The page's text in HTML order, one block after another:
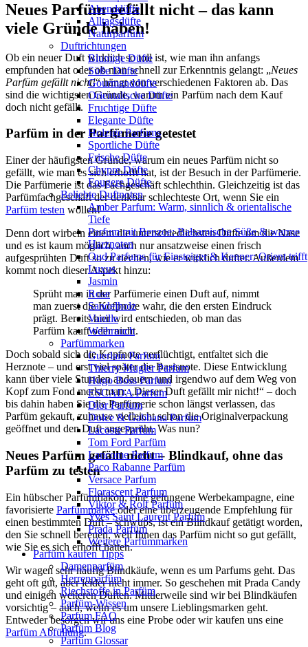
Abenddüfte
Alltagsdüfte
Naturparfüm
Duftrichtungen
Blumige Düfte
Süße Düfte
Gourmanddüfte
Orientalische Düfte
Fruchtige Düfte
Elegante Düfte
Holzige Parfums
Sportliche Düfte
Frische Düfte
Chypre Düfte
Fougere Düfte
Beliebte Duftnoten
Amber Parfum: Warm, sinnlich & orientalische
Tiefe
Parfum mit Benzoe: Balsamische Süße & warme
Harznoten
Oud Parfums für Einsteiger & Kenner: Orient trifft
Luxus
Jasmin
Rose
Sandelholz
Vanille
Weihrauch
Parfümmarken
Guerlain Parfum
Thierry Mugler Parfum
Hugo Boss Parfum
ESCADA Parfum
Dior Parfum
Dolce & Gabbana Parfum
Lacoste Parfum
Tom Ford Parfüm
Lancome Parfum
Paco Rabanne Parfüm
Versace Parfum
Florascent Parfum
Viktor & Rolf Parfüm
Yves Saint Laurent Parfüm
Prada Parfüm
Weitere Parfümmarken
Parfüm kaufen Tipps
Damenparfüm
Herrenparfüm
Riechstoffe in Parfüm
Parfüm-Wissen
Parfum FAQ
Parfüm Blog
Parfüm Glossar
Neues Parfüm gefällt nicht – das kann
viele Gründe haben!
Ob ein neuer Duft wirklich so toll ist, wie man ihn anfangs
empfunden hat oder ob man schnell zur Erkenntnis gelangt: „Neues
Parfüm gefällt nicht!“ hängt von verschiedenen Faktoren ab. Das
sind die wichtigsten Gründe, warum ein Parfüm nach dem Kauf
doch nicht gefällt.
Parfüm in der Parfümerie getestet
Einer der häufigsten Gründe, warum ein neues Parfüm nicht so
gefällt, wie man es sich erhofft hat, ist der Besuch in der Parfümerie.
Die Parfümerie ist das Fachgeschäft schlechthin. Gleichzeitig ist das
Parfümfachgeschäft der denkbar schlechteste Ort, wenn Sie ein
Parfüm testen wollen!
Denn dort wirbeln einem die unterschiedlichsten Düfte um die Nase
und es ist kaum möglich, auch nur ansatzweise einen frisch
aufgesprühten Duft so zu riechen, wie er wirklich duftet. Außerdem
kommt noch dieser Aspekt hinzu:
Sprüht man in der Parfümerie einen Duft auf, nimmt
man zuerst die Kofpnote wahr, die den ersten Eindruck
prägt. Bereits hier wird entschieden, ob man das
Parfüm kauft oder nicht.
Doch sobald sich die Kopfnote verflüchtigt, entfaltet sich die
Herznote – und erst viel später die Basisnote. Diese Entwicklung
kann über viele Stunden andauern und irgendwo auf dem Weg von
Kopf zum Fond merkt man: „Dieser Duft gefällt mir nicht!“ – doch
bis dahin haben Sie die Parfümerie schon längst verlassen, das
Parfüm gekauft, zuhause vielleicht schon die Originalverpackung
geöffnet und den Duft angesprüht. Was nun?
Neues Parfüm gefällt nicht – Blindkauf, ohne das
Parfüm zu testen
Ein hübscher Parfümflakon, eine gelungene Werbekampagne, eine
favorisierte Parfümmarkeoder eine überzeugende Empfehlung für
einen bestimmten Duft – schwups, ist ein Blindkauf getätigt worden,
den Sie schnell bereuen, weil Ihnen das Parfüm nicht so gut gefällt,
wie Sie es sich erhofft hatten.
Wir wagen sehr häufig Blindkäufe, wenn es um Parfums geht. Das
geht oft gut, aber leider nicht immer. So geschehen mit Prada Candy
und einigen weiteren Düften. Mittlerweile sind wir bei Blindkäufen
vorsichtig – auch, wenn es um unsere Lieblingsmarken geht.
Entweder besorgen wir uns eine Probe oder wir kaufen uns eine
Parfüm Abfüllung.